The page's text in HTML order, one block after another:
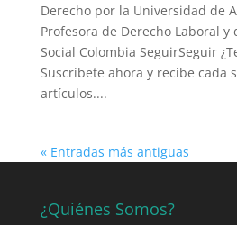
Derecho por la Universidad de
Profesora de Derecho Laboral y
Social Colombia SeguirSeguir
Suscríbete ahora y recibe cada
artículos....
« Entradas más antiguas
¿Quiénes Somos?